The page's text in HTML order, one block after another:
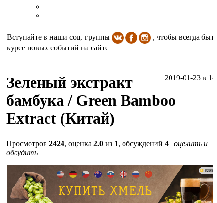
Вступайте в наши соц. группы
, чтобы всегда
курсе новых событий на сайте
2019-01-23 в
Зеленый экстракт
бамбука / Green Bamboo
Extract (Китай)
Просмотров 2424, оценка 2.0 из 1, обсуждений 4 | оценить и
обсудить